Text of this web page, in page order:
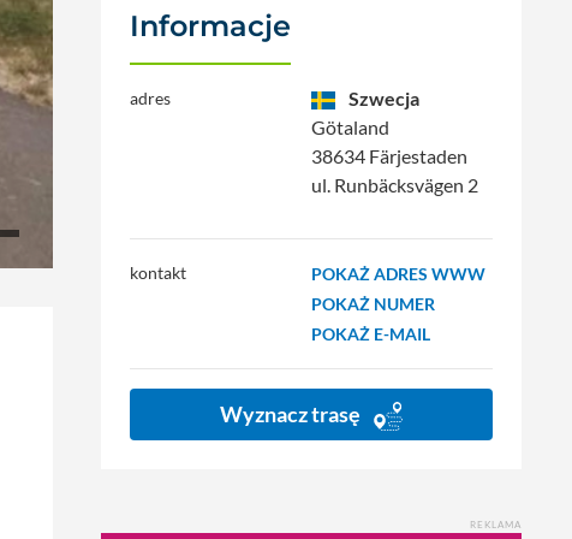
Informacje
adres
Szwecja
Götaland
38634 Färjestaden
ul. Runbäcksvägen 2
kontakt
POKAŻ ADRES WWW
POKAŻ NUMER
POKAŻ E-MAIL
Wyznacz trasę
REKLAMA